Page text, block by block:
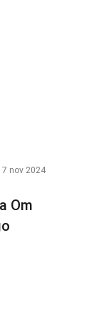
nov 2024
Om